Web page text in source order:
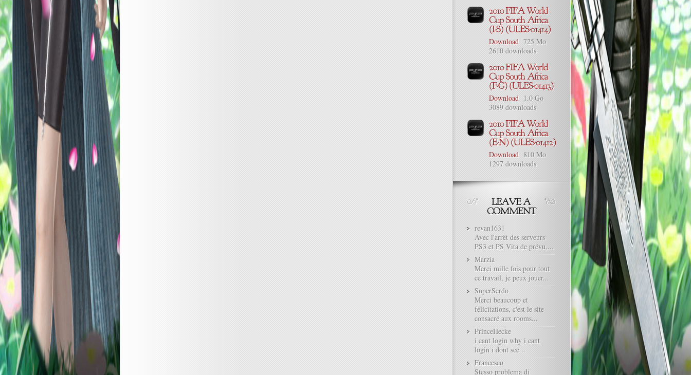
Download 725 Mo
2610 downloads
Download 1.0 Go
3089 downloads
Download 810 Mo
1297 downloads
revan1631
Avec l'arrêt des serveurs
PS3 et PS Vita de prévu,...
Marzia
Merci mille fois pour tout
ce travail, je peux jouer...
SuperSerdo
Merci beaucoup et
félicitations, c'est le site
consacré aux rooms...
PrinceHecke
i cant login why i cant
login i dont see...
Francesco
Stesso problema di